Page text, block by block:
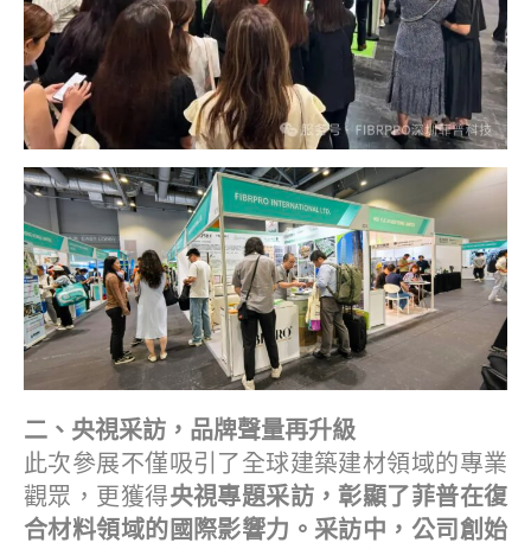
二、央視采訪，品牌聲量再升級
此次參展不僅吸引了全球建築建材領域的專業
觀眾，更獲得央視專題采訪，彰顯了菲普在復
合材料領域的國際影響力。采訪中，公司創始